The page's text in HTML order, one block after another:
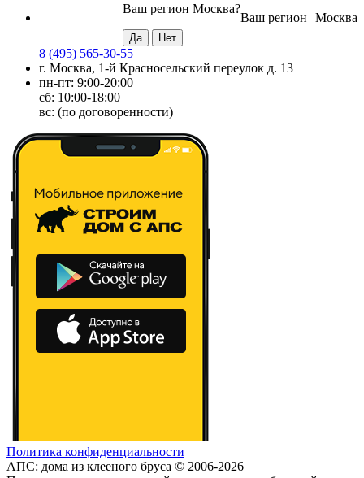
Москва
Ваш регион
Ваш регион Москва?
8 (495) 565-30-55
г. Москва, 1-й Красносельский переулок д. 13
пн-пт: 9:00-20:00
сб: 10:00-18:00
вс: (по договоренности)
Политика конфиденциальности
АПС: дома из клееного бруса © 2006-2026